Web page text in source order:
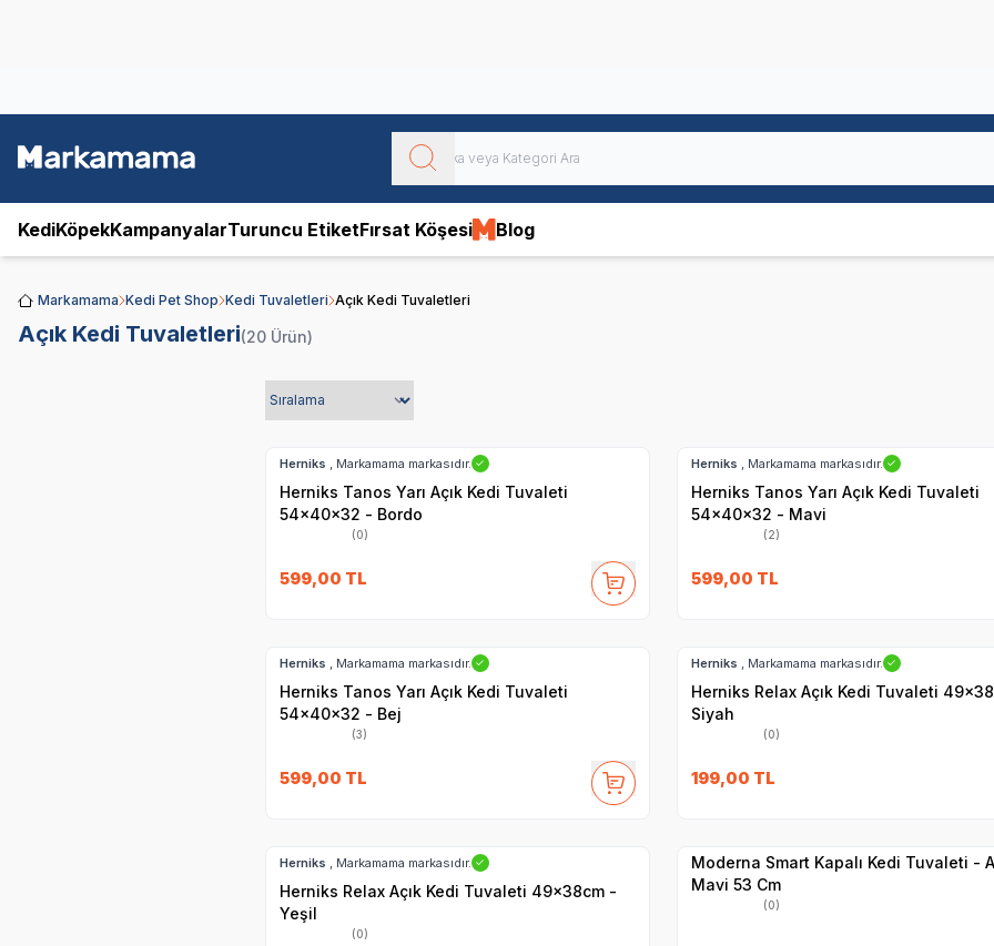
KediKöpekKampanyalarTuruncu EtiketFırsat Köşesi Blog
Markamama Kedi Pet Shop Kedi Tuvaletleri Açık Kedi Tuvaletleri
Açık Kedi Tuvaletleri(20 Ürün)
Herniks , Markamama markasıdır. ✓
Herniks Tanos Yarı Açık Kedi Tuvaleti
54x40x32 - Bordo
(0)
599,00 TL
Herniks , Markamama markasıdır. ✓
Herniks Tanos Yarı Açık Kedi Tuvaleti
54x40x32 - Mavi
(2)
599,00 TL
Herniks , Markamama markasıdır. ✓
Herniks Tanos Yarı Açık Kedi Tuvaleti
54x40x32 - Bej
(3)
599,00 TL
Herniks , Markamama markasıdır. ✓
Herniks Relax Açık Kedi Tuvaleti
Siyah
(0)
199,00 TL
Herniks , Markamama markasıdır. ✓
Herniks Relax Açık Kedi Tuvaleti 49x38cm -
Yeşil
(0)
Moderna Smart Kapalı Kedi Tuvaleti -
Mavi 53 Cm
(0)